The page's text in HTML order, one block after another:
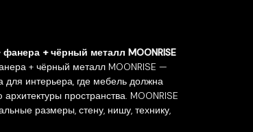
+ чёрный металл MOONRISE
+ чёрный металл MOONRISE —
интерьера, где мебель должна
пространства. MOONRISE
размеры, стену, нишу, технику,